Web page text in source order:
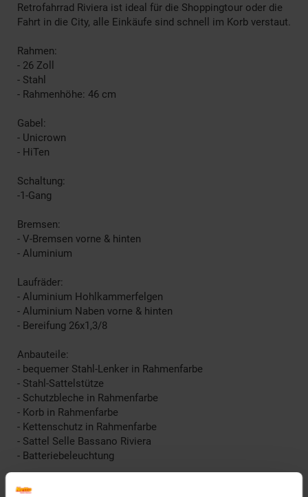
Retrofahrrad Riviera ist ideal für die Shoppingtour oder die
Fahrt in die City, alle Einkäufe sind schnell im Korb verstaut.
Rahmen:
- 26 Zoll
- Stahl
- Rahmenhöhe: 46 cm
Gabel:
- Unicrown
- HiTen
Schaltung:
-1-Gang
Bremsen:
- V-Bremsen vorne & hinten
- Aluminium
Laufräder:
- Aluminium Hohlkammerfelgen
- Aluminium Naben vorne & hinten
- Bereifung 26x1,3/8
Anbauteile:
- bequemer Stahl-Lenker in Rahmenfarbe
- Stahl-Sattelstütze
- Schutzbleche in Rahmenfarbe
- Korb in Rahmenfarbe
- Kettenschutz in Rahmenfarbe
- Sattel Selle Bassano Riviera
- Batteriebeleuchtung